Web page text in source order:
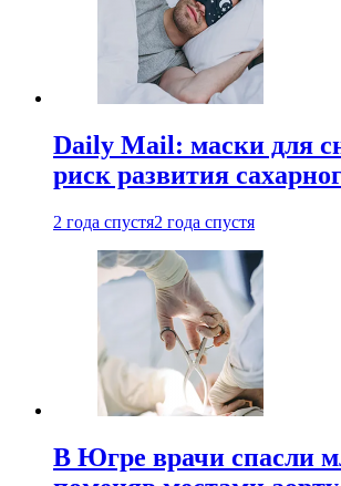
Daily Mail: маски для
риск развития
2 года спустя2 года спустя
В Югре врачи спасли